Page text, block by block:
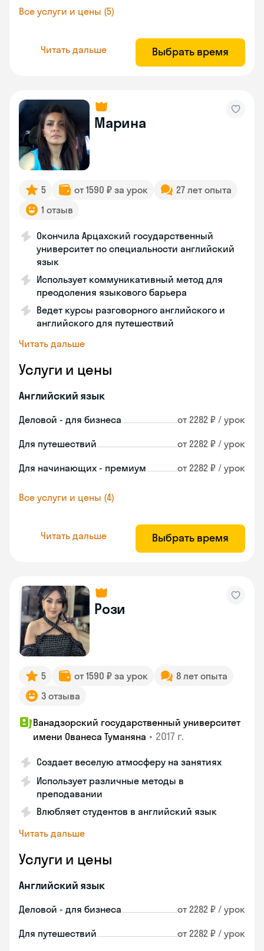
Все услуги и цены (5)
Читать дальше Выбрать время
Марина
5 от 1590 ₽ за урок
27 лет опыта
1 отзыв
Окончила Арцахский государственный
университет по специальности английский
язык
Использует коммуникативный метод для
преодоления языкового барьера
Ведет курсы разговорного английского и
английского для путешествий
Читать дальше
Услуги и цены
Английский язык
Деловой - для бизнеса от 2282 ₽ / урок
Для путешествий от 2282 ₽ / урок
Для начинающих - премиум от 2282 ₽ / урок
Все услуги и цены (4)
Читать дальше Выбрать время
Рози
5 от 1590 ₽ за урок
8 лет опыта
3 отзыва
Ванадзорский государственный университет
имени Ованеса Туманяна • 2017 г.
Создает веселую атмосферу на занятиях
Использует различные методы в
преподавании
Влюбляет студентов в английский язык
Читать дальше
Услуги и цены
Английский язык
Деловой - для бизнеса от 2282 ₽ / урок
Для путешествий от 2282 ₽ / урок